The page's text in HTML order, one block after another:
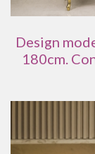
Design
180cm.